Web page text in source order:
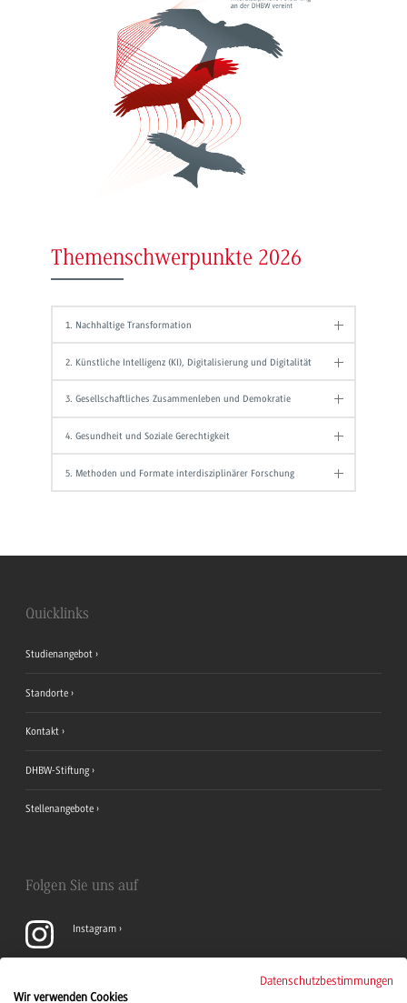
Themenschwerpunkte 2026
1. Nachhaltige Transformation
2. Künstliche Intelligenz (KI), Digitalisierung und Digitalität
3. Gesellschaftliches Zusammenleben und Demokratie
4. Gesundheit und Soziale Gerechtigkeit
5. Methoden und Formate interdisziplinärer Forschung
Quicklinks
Studienangebot
Standorte
Kontakt
DHBW-Stiftung
Stellenangebote
Folgen Sie uns auf
Instagram
Datenschutzbestimmungen
Wir verwenden Cookies